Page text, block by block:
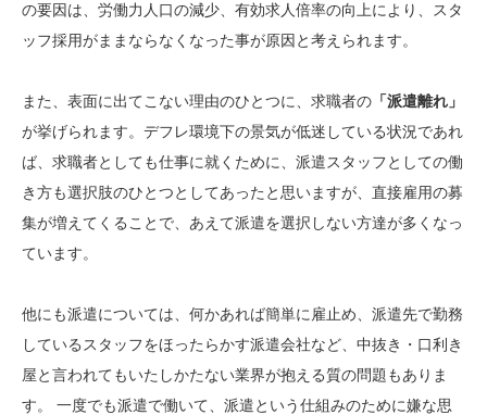
の要因は、労働力人口の減少、有効求人倍率の向上により、スタ
ッフ採用がままならなくなった事が原因と考えられます。
また、表面に出てこない理由のひとつに、求職者の 「派遣離れ」
が挙げられます。デフレ環境下の景気が低迷している状況であれ
ば、求職者としても仕事に就くために、派遣スタッフとしての働
き方も選択肢のひとつとしてあったと思いますが、直接雇用の募
集が増えてくることで、あえて派遣を選択しない方達が多くなっ
ています。
他にも派遣については、何かあれば簡単に雇止め、派遣先で勤務
しているスタッフをほったらかす派遣会社など、中抜き・口利き
屋と言われてもいたしかたない業界が抱える質の問題もありま
す。 一度でも派遣で働いて、派遣という仕組みのために嫌な思